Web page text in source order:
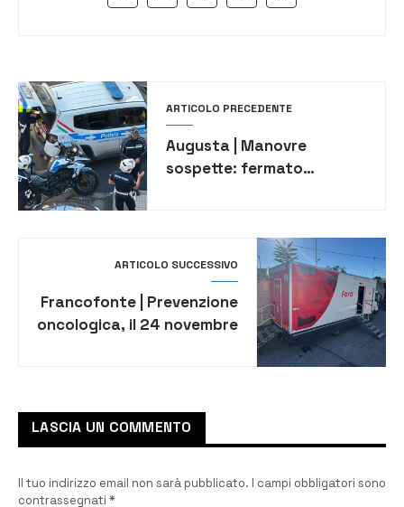
ARTICOLO PRECEDENTE
Augusta | Manovre
sospette: fermato
ARTICOLO SUCCESSIVO
Francofonte | Prevenzione
oncologica, il 24 novembre
LASCIA UN COMMENTO
Il tuo indirizzo email non sarà pubblicato. I campi obbligatori sono
contrassegnati *